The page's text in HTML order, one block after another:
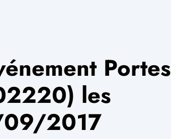
Portes
les
2017